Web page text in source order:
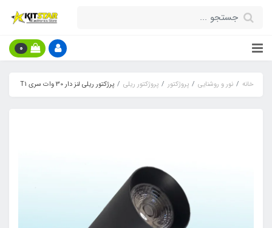
0
خانه نور و روشنایی پروژکتور پروژکتور ریلی پرژکتور ریلی لنز دار 30 وات سری T1